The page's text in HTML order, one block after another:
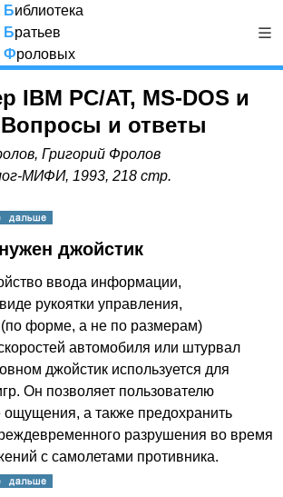
Библиотека
Братьев
Фроловых
IBM PC/AT, MS-DOS и
и ответы
Григорий Фролов
МИФИ, 1993, 218 стр.
джойстик
ввода информации,
рукоятки управления,
форме, а не по размерам)
автомобиля или штурвал
джойстик используется для
Он позволяет пользователю
ощущения, а также предохранить
разрушения во время
с самолетами противника.